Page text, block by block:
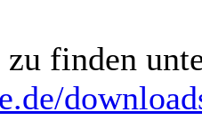
zu finden